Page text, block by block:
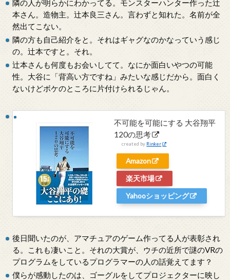
隣の人が明らかにわかってる。モンスターハンター作った辻
本さん。造物主。辻本良三さん。言わずと知れた。名前が全
然出てこない。
隣の方も自己紹介をと。それはギャグなのかなっていう感じ
の。辻本ですと。それ。
辻本さんも何度もお会いしてて。なにか面白いやつの可能
性。大谷に「背高い方ですね」みたいな感じだから。面白く
ないけどボケのところに片付けられるじゃん。
不可能を可能にする 大谷翔平
120の思考
created by Rinker
Amazon
楽天市場
Yahooショッピング
後日聞いたのが、アマチュアのゲーム作ってる人が表彰され
る。これも凄いこと。それの大賞が、ウチの近所で謎のVRの
プログラムをしているプログラマーの人の話覚えてます？
僕らが感動したのは、ゴーグルをしてプロジェクターに映し